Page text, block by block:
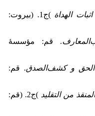
اثبات الهداة
)ج1. (بیروت:
قم: مؤسسۀ
و کشف‌الصدق. قم:
المنقذ من التقلید
)ج2. (قم: